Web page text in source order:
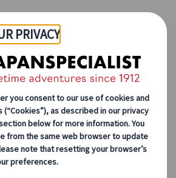
ajánlatok
csoportos utazások